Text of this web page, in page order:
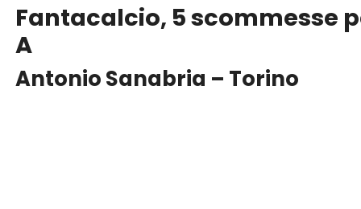
Fantacalcio, 5 scommesse
A
Antonio Sanabria – Torino